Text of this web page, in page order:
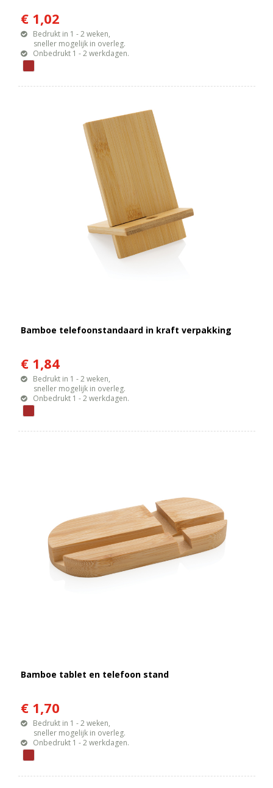
€ 1,02
Bedrukt in 1 - 2 weken,
sneller mogelijk in overleg.
Onbedrukt 1 - 2 werkdagen.
Bamboe telefoonstandaard in kraft verpakking
€ 1,84
Bedrukt in 1 - 2 weken,
sneller mogelijk in overleg.
Onbedrukt 1 - 2 werkdagen.
Bamboe tablet en telefoon stand
€ 1,70
Bedrukt in 1 - 2 weken,
sneller mogelijk in overleg.
Onbedrukt 1 - 2 werkdagen.